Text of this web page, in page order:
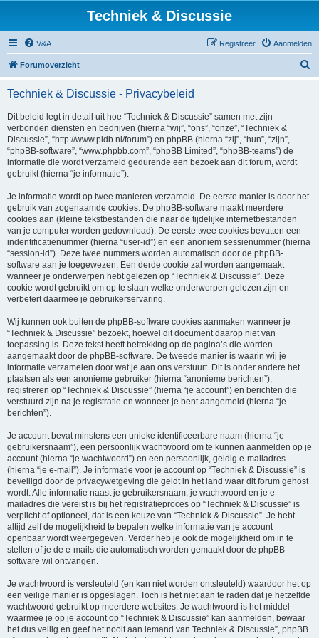
Techniek & Discussie
V&A Aanmelden
Registreer
Forumoverzicht
Techniek & Discussie - Privacybeleid
Dit beleid legt in detail uit hoe “Techniek & Discussie” samen met zijn
verbonden diensten en bedrijven (hierna “wij”, “ons”, “onze”, “Techniek &
Discussie”, “http://www.pldb.nl/forum”) en phpBB (hierna “zij”, “hun”, “zijn”,
“phpBB-software”, “www.phpbb.com”, “phpBB Limited”, “phpBB-teams”) de
informatie die wordt verzameld gedurende een bezoek aan dit forum, wordt
gebruikt (hierna “je informatie”).
Je informatie wordt op twee manieren verzameld. De eerste manier is door het
gebruik van zogenaamde cookies. De phpBB-software maakt meerdere
cookies aan (kleine tekstbestanden die naar de tijdelijke internetbestanden
van je computer worden gedownload). De eerste twee cookies bevatten een
indentificatienummer (hierna “user-id”) en een anoniem sessienummer (hierna
“session-id”). Deze twee nummers worden automatisch door de phpBB-
software aan je toegewezen. Een derde cookie zal worden aangemaakt
wanneer je onderwerpen hebt gelezen op “Techniek & Discussie”. Deze
cookie wordt gebruikt om op te slaan welke onderwerpen gelezen zijn en
verbetert daarmee je gebruikerservaring.
Wij kunnen ook buiten de phpBB-software cookies aanmaken wanneer je
“Techniek & Discussie” bezoekt, hoewel dit document daarop niet van
toepassing is. Deze tekst heeft betrekking op de pagina’s die worden
aangemaakt door de phpBB-software. De tweede manier is waarin wij je
informatie verzamelen door wat je aan ons verstuurt. Dit is onder andere het
plaatsen als een anonieme gebruiker (hierna “anonieme berichten”),
registreren op “Techniek & Discussie” (hierna “je account”) en berichten die
verstuurd zijn na je registratie en wanneer je bent aangemeld (hierna “je
berichten”).
Je account bevat minstens een unieke identificeerbare naam (hierna “je
gebruikersnaam”), een persoonlijk wachtwoord om te kunnen aanmelden op je
account (hierna “je wachtwoord”) en een persoonlijk, geldig e-mailadres
(hierna “je e-mail”). Je informatie voor je account op “Techniek & Discussie” is
beveiligd door de privacywetgeving die geldt in het land waar dit forum gehost
wordt. Alle informatie naast je gebruikersnaam, je wachtwoord en je e-
mailadres die vereist is bij het registratieproces op “Techniek & Discussie” is
verplicht of optioneel, dat is een keuze van “Techniek & Discussie”. Je hebt
altijd zelf de mogelijkheid te bepalen welke informatie van je account
openbaar wordt weergegeven. Verder heb je ook de mogelijkheid om in te
stellen of je de e-mails die automatisch worden gemaakt door de phpBB-
software wil ontvangen.
Je wachtwoord is versleuteld (en kan niet worden ontsleuteld) waardoor het op
een veilige manier is opgeslagen. Toch is het niet aan te raden dat je hetzelfde
wachtwoord gebruikt op meerdere websites. Je wachtwoord is het middel
waarmee je op je account op “Techniek & Discussie” kan aanmelden, bewaar
het dus veilig en geef het nooit aan iemand van Techniek & Discussie”, phpBB